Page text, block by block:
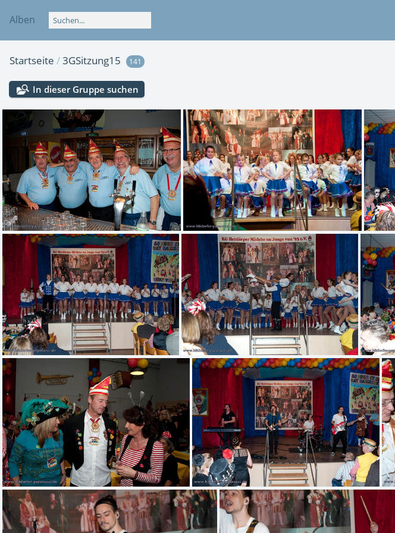
Alben
Startseite /3GSitzung15 141
In dieser Gruppe suchen
Dirk-6334 Dirk-6338
Dirk-6347 Dirk-6349